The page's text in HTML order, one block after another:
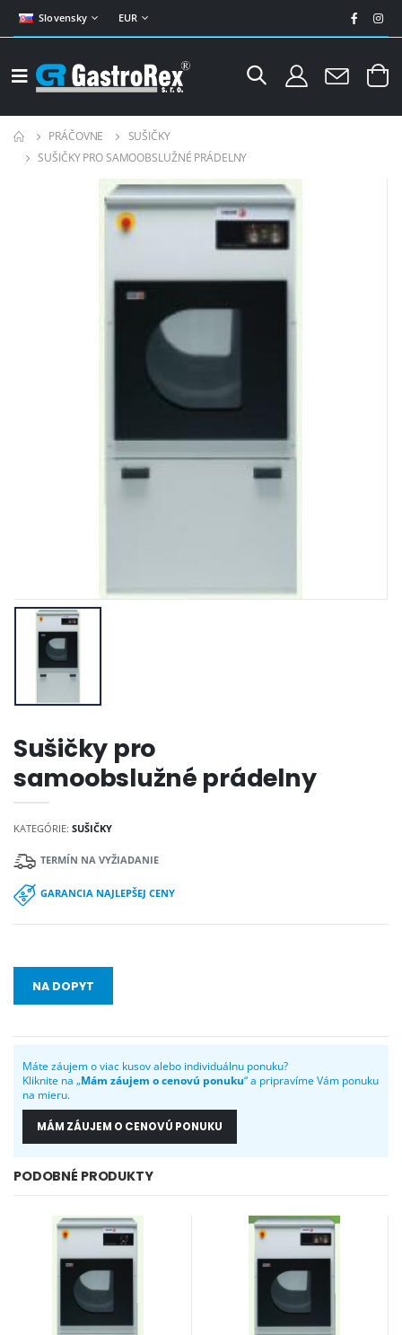
Slovensky EUR
PRÁČOVNE
SUŠIČKY
SUŠIČKY PRO SAMOOBSLUŽNÉ PRÁDELNY
Sušičky pro
samoobslužné prádelny
KATEGÓRIE:SUŠIČKY
TERMÍN NA VYŽIADANIE
GARANCIA NAJLEPŠEJ CENY
NA DOPYT
Máte záujem o viac kusov alebo individuálnu ponuku?
Kliknite na „Mám záujem o cenovú ponuku“ a pripravíme Vám ponuku
na mieru.
MÁM ZÁUJEM O CENOVÚ PONUKU
PODOBNÉ PRODUKTY